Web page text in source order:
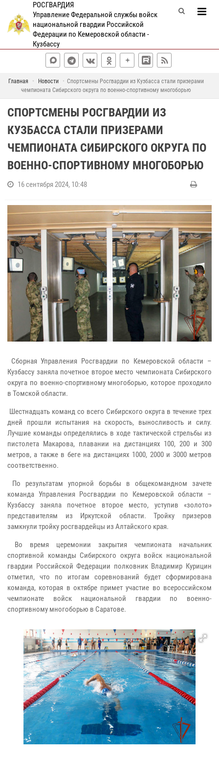
РОСГВАРДИЯ
Управление Федеральной службы войск
национальной гвардии Российской
Федерации по Кемеровской области -
Кузбассу
Главная Новости
Спортсмены Росгвардии из Кузбасса стали призерами
чемпионата Сибирского округа по военно-спортивному многоборью
СПОРТСМЕНЫ РОСГВАРДИИ ИЗ
КУЗБАССА СТАЛИ ПРИЗЕРАМИ
ЧЕМПИОНАТА СИБИРСКОГО ОКРУГА ПО
ВОЕННО-СПОРТИВНОМУ МНОГОБОРЬЮ
16 сентября 2024, 10:48
Сборная Управления Росгвардии по Кемеровской области –
Кузбассу заняла почетное второе место чемпионата Сибирского
округа по военно-спортивному многоборью, которое проходило
в Томской области.
Шестнадцать команд со всего Сибирского округа в течение трех
дней прошли испытания на скорость, выносливость и силу.
Лучшие команды определялись в ходе тактической стрельбы из
пистолета Макарова, плавании на дистанциях 100, 200 и 300
метров, а также в беге на дистанциях 1000, 2000 и 3000 метров
соответственно.
По результатам упорной борьбы в общекомандном зачете
команда Управления Росгвардии по Кемеровской области –
Кузбассу заняла почетное второе место, уступив «золото»
представителям из Иркутской области. Тройку призеров
замкнули тройку росгвардейцы из Алтайского края.
Во время церемонии закрытия чемпионата начальник
спортивной команды Сибирского округа войск национальной
гвардии Российской Федерации полковник Владимир Курицин
отметил, что по итогам соревнований будет сформирована
команда, которая в октябре примет участие во всероссийском
чемпионате войск национальной гвардии по военно-
спортивному многоборью в Саратове.